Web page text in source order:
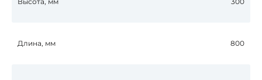
Длина, мм 800